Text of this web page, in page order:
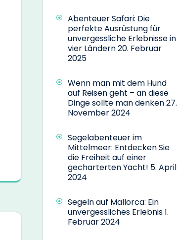
Abenteuer Safari: Die
perfekte Ausrüstung für
unvergessliche Erlebnisse in
vier Ländern20. Februar
2025
Wenn man mit dem Hund
auf Reisen geht – an diese
Dinge sollte man denken27.
November 2024
Segelabenteuer im
Mittelmeer: Entdecken Sie
die Freiheit auf einer
gecharterten Yacht! 5. April
2024
Segeln auf Mallorca: Ein
unvergessliches Erlebnis1.
Februar 2024